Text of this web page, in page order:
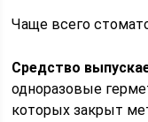
Чаще всего
Средство
одноразовые
которых закрыт